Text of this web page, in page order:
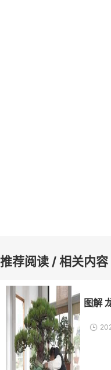
推荐阅读 / 相关内容
图解